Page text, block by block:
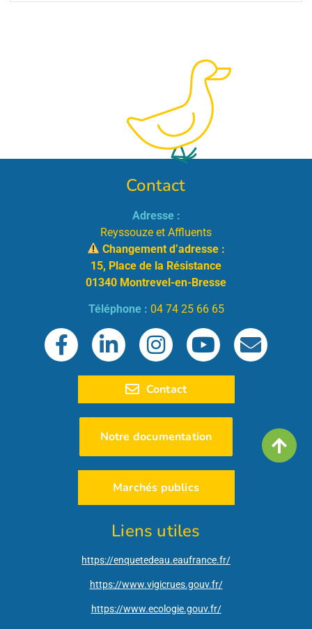
Contact
Adresse :
Reyssouze et Affluents
Changement d’adresse :
15, Place de la Résistance
01340 Montrevel-en-Bresse
Téléphone : 04 74 25 66 65
Contact
Notre documentation
Marchés publics
Liens utiles
https://enquetedeau.eaufrance.fr/
https://www.vigicrues.gouv.fr/
https://www.ecologie.gouv.fr/